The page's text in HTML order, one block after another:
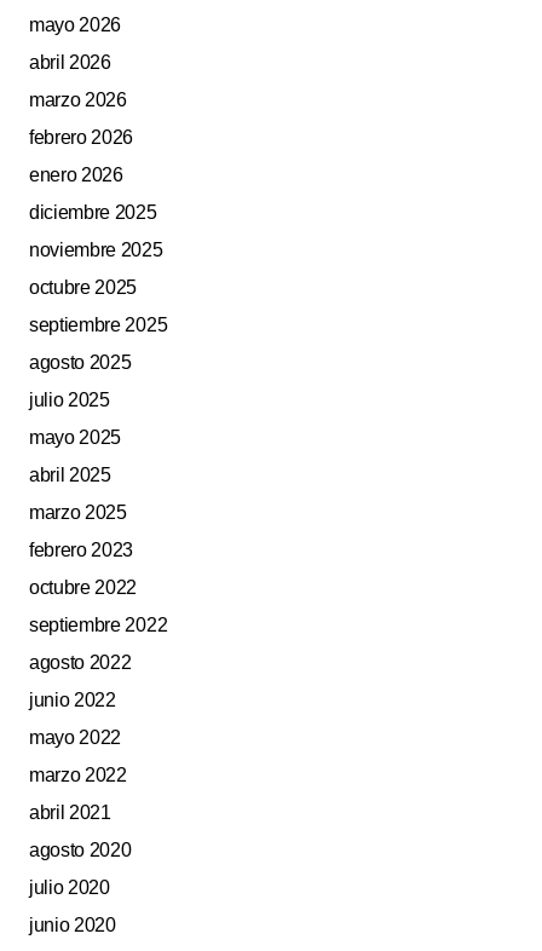
mayo 2026
abril 2026
marzo 2026
febrero 2026
enero 2026
diciembre 2025
noviembre 2025
octubre 2025
septiembre 2025
agosto 2025
julio 2025
mayo 2025
abril 2025
marzo 2025
febrero 2023
octubre 2022
septiembre 2022
agosto 2022
junio 2022
mayo 2022
marzo 2022
abril 2021
agosto 2020
julio 2020
junio 2020